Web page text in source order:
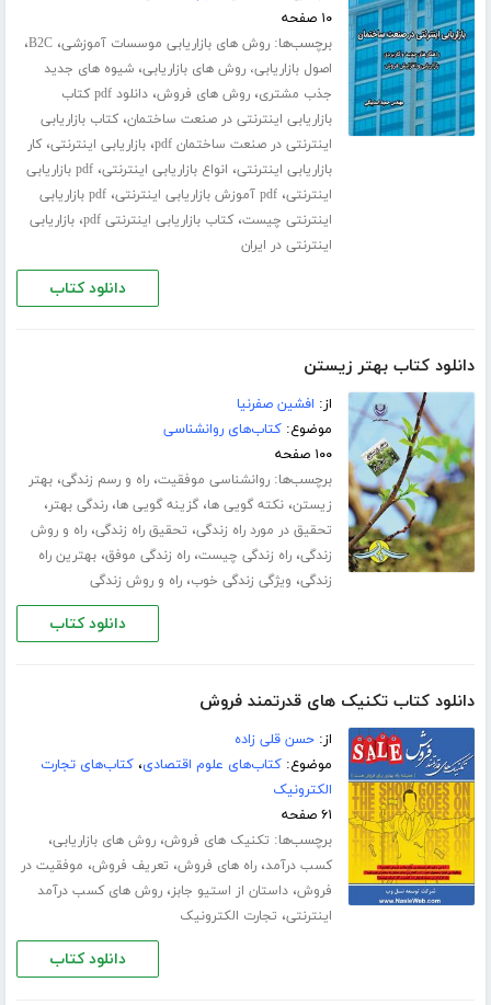
۱۰ صفحه
برچسب‌ها:روش های بازاریابی موسسات آموزشی،B2C،
اصول بازاریابی، روش های بازاریابی،شیوه های جدید
جذب مشتری،روش های فروش،
دانلود pdf کتاب
بازاریابی اینترنتی در صنعت ساختمان،کتاب بازاریابی
اینترنتی در صنعت ساختمان pdf
،بازاریابی اینترنتی،کار
بازاریابی اینترنتی، انواع بازاریابی اینترنتی،
pdf بازاریابی
اینترنتی،pdf آموزش بازاریابی اینترنتی ،
pdf بازاریابی
اینترنتی چیست،کتاب بازاریابی اینترنتی pdf ،بازاریابی
اینترنتی در ایران
دانلود کتاب
دانلود کتاب بهتر زیستن
از: افشین صفرنیا
موضوع:کتاب‌های روانشناسی
۱۰۰ صفحه
برچسب‌ها:روانشناسی موفقیت،راه و رسم زندگی،بهتر
زیستن،نکته گویی ها،گزینه گویی ها،رندگی بهتر،
تحقیق در مورد راه زندگی، تحقیق راه زندگی،راه و روش
زندگی،راه زندگی چیست،راه زندگی موفق،بهترین راه
زندگی، ویژگی زندگی خوب،راه و روش زندگی
دانلود کتاب
دانلود کتاب تکنیک های قدرتمند فروش
از:حسن قلی زاده
موضوع:کتاب‌های علوم اقتصادی،کتاب‌های تجارت
الکترونیک
۶۱ صفحه
برچسب‌ها: تکنیک های فروش،روش های بازاریابی،
کسب درآمد،راه های فروش، تعریف فروش، موفقیت در
فروش،داستان از استیو جابز،روش های کسب درآمد
اینترنتی، تجارت الکترونیک
دانلود کتاب